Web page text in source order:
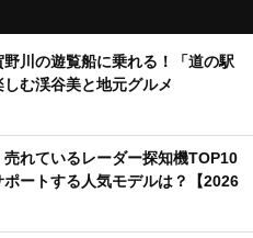
野川の遊覧船に乗れる！「道の駅
む渓谷美と地元グルメ
売れているレーダー探知機TOP10
ポートする人気モデルは？【2026